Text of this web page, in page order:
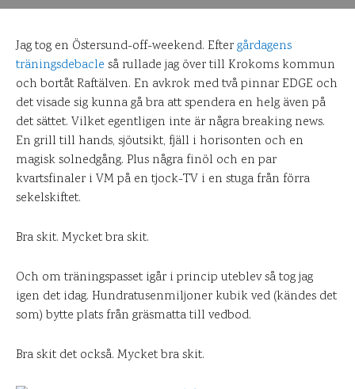
Jag tog en Östersund-off-weekend. Eftergårdagens
träningsdebacle så rullade jag över till Krokoms kommun
och bortåt Raftälven. En avkrok med två pinnar EDGE och
det visade sig kunna gå bra att spendera en helg även på
det sättet. Vilket egentligen inte är några breaking news.
En grill till hands, sjöutsikt, fjäll i horisonten och en
magisk solnedgång. Plus några finöl och en par
kvartsfinaler i VM på en tjock-TV i en stuga från förra
sekelskiftet.
Bra skit. Mycket bra skit.
Och om träningspasset igår i princip uteblev så tog jag
igen det idag. Hundratusenmiljoner kubik ved (kändes det
som) bytte plats från gräsmatta till vedbod.
Bra skit det också. Mycket bra skit.